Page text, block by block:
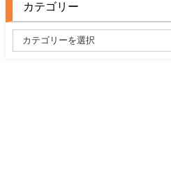
カテゴリー